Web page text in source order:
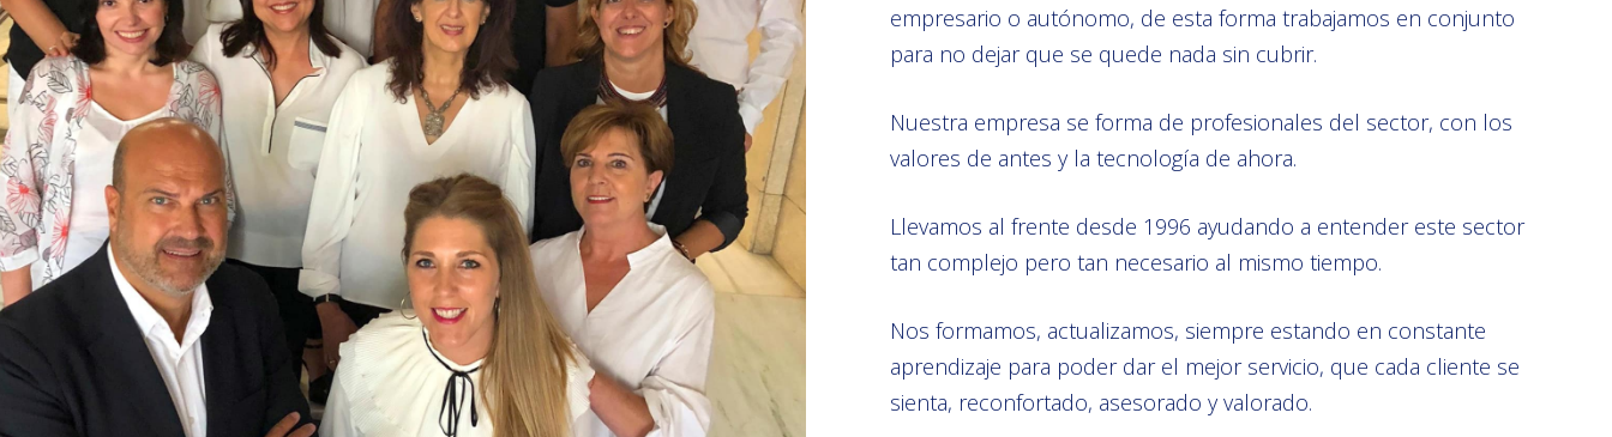
empresario o autónomo, de esta forma trabajamos en conjunto
para no dejar que se quede nada sin cubrir.
Nuestra empresa se forma de profesionales del sector, con los
valores de antes y la tecnología de ahora.
Llevamos al frente desde 1996 ayudando a entender este sector
tan complejo pero tan necesario al mismo tiempo.
Nos formamos, actualizamos, siempre estando en constante
aprendizaje para poder dar el mejor servicio, que cada cliente se
sienta, reconfortado, asesorado y valorado.